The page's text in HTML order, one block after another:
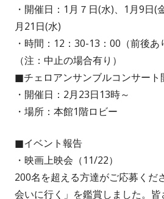
・開催日：1月７日(水)、1月9日(
月21日(水)
・時間：12：30-13：00（前後あ
（注：中止の場合有り）
■チェロアンサンブルコンサート
・開催日：2月23日13時～
・場所：本館1階ロビー
■イベント報告
・映画上映会（11/22）
200名を超える方達がご応募くだ
会いに行く」を鑑賞しました。